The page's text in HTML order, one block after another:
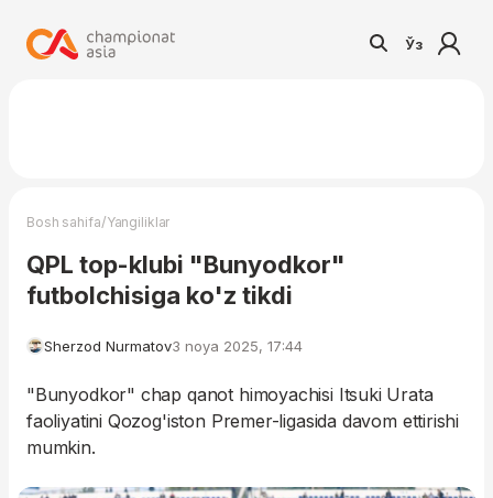
Ўз
Bosh sahifa/Yangiliklar
QPL top-klubi "Bunyodkor"
futbolchisiga ko'z tikdi
Sherzod Nurmatov3 noya 2025, 17:44
"Bunyodkor" chap qanot himoyachisi Itsuki Urata
faoliyatini Qozog'iston Premer-ligasida davom ettirishi
mumkin.